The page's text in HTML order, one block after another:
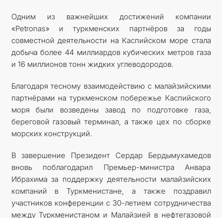
Одним из важнейших достижений компании
«Petronas» и туркменских партнёров за годы
совместной деятельности на Каспийском море стала
добыча более 44 миллиардов кубических метров газа
и 16 миллионов тонн жидких углеводородов.
Благодаря тесному взаимодействию с малайзийскими
партнёрами на туркменском побережье Каспийского
моря были возведены завод по подготовке газа,
береговой газовый терминал, а также цех по сборке
морских конструкций.
В завершение Президент Сердар Бердымухамедов
вновь поблагодарил Премьер-министра Анвара
Ибрахима за поддержку деятельности малайзийских
компаний в Туркменистане, а также поздравил
участников конференции с 30-летием сотрудничества
между Туркменистаном и Малайзией в нефтегазовой